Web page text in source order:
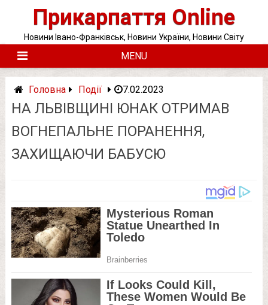
Прикарпаття Online
Новини Івано-Франківськ, Новини України, Новини Світу
MENU
Головна Події 7.02.2023
НА ЛЬВІВЩИНІ ЮНАК ОТРИМАВ
ВОГНЕПАЛЬНЕ ПОРАНЕННЯ,
ЗАХИЩАЮЧИ БАБУСЮ